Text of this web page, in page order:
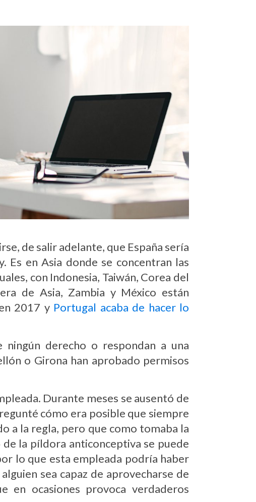
de salir adelante, que España sería
en Asia donde se concentran las
con Indonesia, Taiwán, Corea del
de Asia, Zambia y México están
2017 y Portugal acaba de hacer lo
derecho o respondan a una
o Girona han aprobado permisos
Durante meses se ausentó de
cómo era posible que siempre
a la regla, pero que como tomaba la
la píldora anticonceptiva se puede
lo que esta empleada podría haber
sea capaz de aprovecharse de
en ocasiones provoca verdaderos